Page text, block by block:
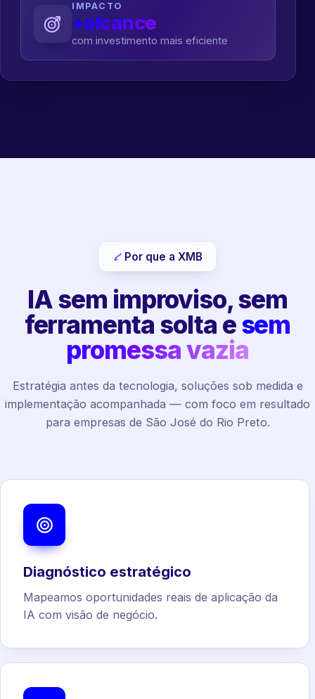
IMPACTO
+alcance
com investimento mais eficiente
Por que a XMB
IA sem improviso, sem
ferramenta solta esem
promessa vazia
Estratégia antes da tecnologia, soluções sob medida e
implementação acompanhada — com foco em resultado
para empresas de São José do Rio Preto.
Diagnóstico estratégico
Mapeamos oportunidades reais de aplicação da
IA com visão de negócio.